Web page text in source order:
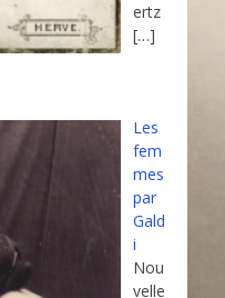
ertz
[…]
Les
fem
mes
par
Gald
i
Nou
velle